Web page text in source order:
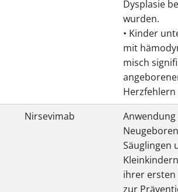
Dysplasie
wurden.
• Kinder
mit
misch
Herzfehlern
Nirsevimab
Anwendung
Säuglingen
ihrer ersten
zur